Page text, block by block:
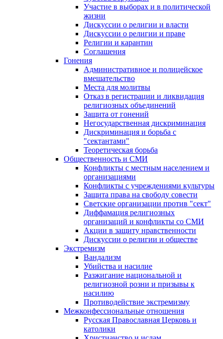
Участие в выборах и в политической
жизни
Дискуссии о религии и власти
Дискуссии о религии и праве
Религии и карантин
Соглашения
Гонения
Административное и полицейское
вмешательство
Места для молитвы
Отказ в регистрации и ликвидация
религиозных объединений
Защита от гонений
Негосударственная дискриминация
Дискриминация и борьба с
"сектантами"
Теоретическая борьба
Общественность и СМИ
Конфликты с местным населением и
организациями
Конфликты с учреждениями культуры
Защита права на свободу совести
Светские организации против "сект"
Диффамация религиозных
организаций и конфликты со СМИ
Акции в защиту нравственности
Дискуссии о религии и обществе
Экстремизм
Вандализм
Убийства и насилие
Разжигание национальной и
религиозной розни и призывы к
насилию
Противодействие экстремизму
Межконфессиональные отношения
Русская Православная Церковь и
католики